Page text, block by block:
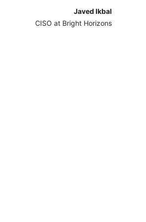
Javed Ikbal
CISO at Bright Horizons